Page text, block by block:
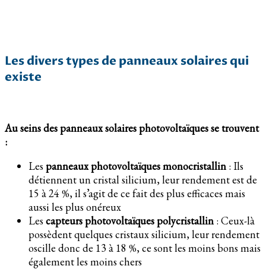
Les divers types de panneaux solaires qui
existe
Au seins des panneaux solaires photovoltaïques se trouvent
:
Les panneaux photovoltaïques monocristallin : Ils
détiennent un cristal silicium, leur rendement est de
15 à 24 %, il s’agit de ce fait des plus efficaces mais
aussi les plus onéreux
Les capteurs photovoltaïques polycristallin : Ceux-là
possèdent quelques cristaux silicium, leur rendement
oscille donc de 13 à 18 %, ce sont les moins bons mais
également les moins chers